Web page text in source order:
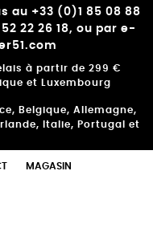
au +33 (0)1 85 08 88
22 26 18, ou par e-
à partir de 299 €
et Luxembourg
Belgique, Allemagne,
Italie, Portugal et
MAGASIN